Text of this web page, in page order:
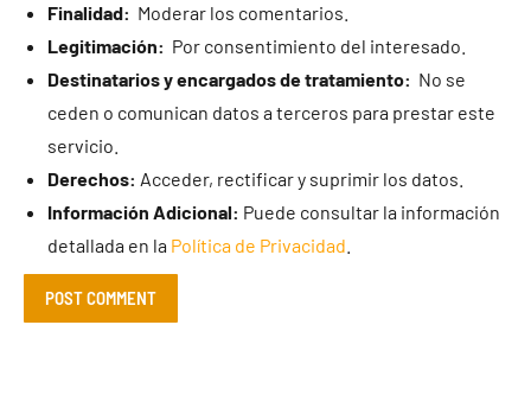
Finalidad: Moderar los comentarios.
Legitimación: Por consentimiento del interesado.
Destinatarios y encargados de tratamiento: No se
ceden o comunican datos a terceros para prestar este
servicio.
Derechos: Acceder, rectificar y suprimir los datos.
Información Adicional: Puede consultar la información
detallada en la Política de Privacidad
POST COMMENT